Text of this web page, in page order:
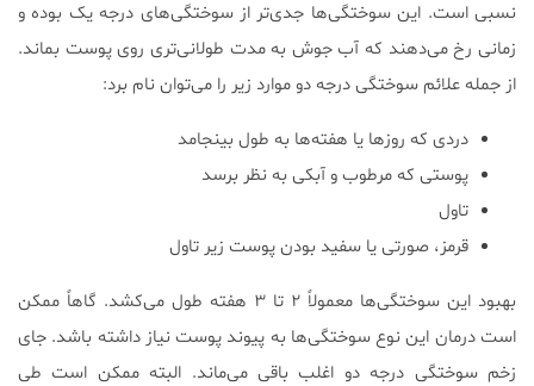
نسبی است. این سوختگی‌ها جدی‌تر از سوختگی‌های درجه یک بوده و
زمانی رخ می‌دهند که آب جوش به مدت طولانی‌تری روی پوست بماند.
از جمله علائم سوختگی درجه دو موارد زیر را می‌توان نام برد:
دردی که روزها یا هفته‌ها به طول بینجامد
پوستی که مرطوب و آبکی به نظر برسد
تاول
قرمز، صورتی یا سفید بودن پوست زیر تاول
بهبود این سوختگی‌ها معمولاً ۲ تا ۳ هفته طول می‌کشد. گاهاً ممکن
است درمان این نوع سوختگی‌ها به پیوند پوست نیاز داشته باشد. جای
زخم سوختگی درجه دو اغلب باقی می‌ماند. البته ممکن است طی